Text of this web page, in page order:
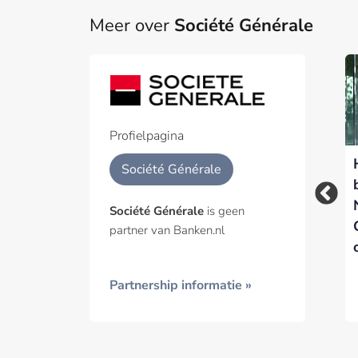
Meer over Société Générale
Profielpagina
Société Générale
Société Générale is geen
partner van Banken.nl
Partnership informatie »
Een
het
pijlen wereldwijd op
Europese
toezichthouder
beboet 6 banken
voor Euribor